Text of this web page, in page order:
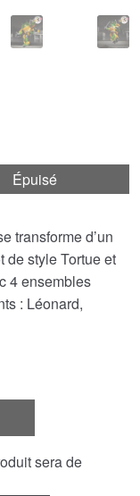
Épuisé
transforme d’un
de style Tortue et
4 ensembles
: Léonard,
sera de